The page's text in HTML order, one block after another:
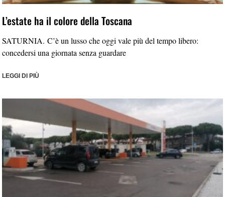
L’estate ha il colore della Toscana
SATURNIA. C’è un lusso che oggi vale più del tempo libero:
concedersi una giornata senza guardare
LEGGI DI PIÙ